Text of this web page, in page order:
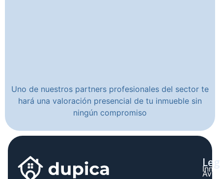
Uno de nuestros partners profesionales del sector te
hará una valoración presencial de tu inmueble sin
ningún compromiso